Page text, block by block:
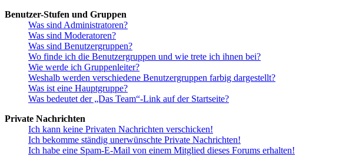
Benutzer-Stufen und Gruppen
Was sind Administratoren?
Was sind Moderatoren?
Was sind Benutzergruppen?
Wo finde ich die Benutzergruppen und wie trete ich ihnen bei?
Wie werde ich Gruppenleiter?
Weshalb werden verschiedene Benutzergruppen farbig dargestellt?
Was ist eine Hauptgruppe?
Was bedeutet der „Das Team“-Link auf der Startseite?
Private Nachrichten
Ich kann keine Privaten Nachrichten verschicken!
Ich bekomme ständig unerwünschte Private Nachrichten!
Ich habe eine Spam-E-Mail von einem Mitglied dieses Forums erhalten!